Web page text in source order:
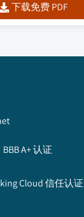
下载免费 PDF
BBB A+ 认证
Cloud 信任认证